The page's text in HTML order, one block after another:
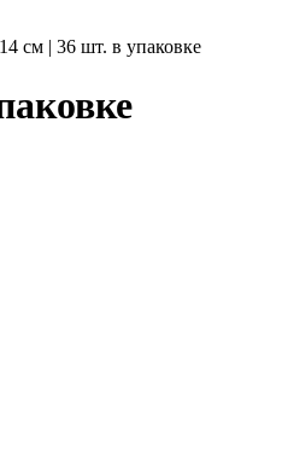
см | 36 шт. в упаковке